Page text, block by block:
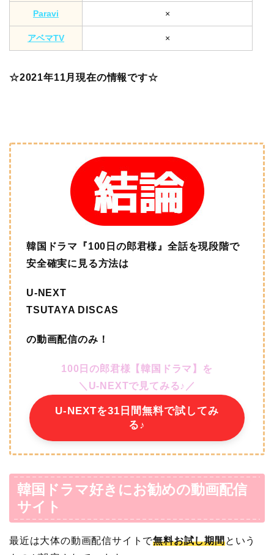
Paravi ×
アベマTV ×
☆2021年11月現在の情報です☆
韓国ドラマ『100日の郎君様』 全話を現段階で
安全確実に見る方法は
U-NEXT
TSUTAYA DISCAS
の動画配信のみ！
100日の郎君様【韓国ドラマ】を
＼U-NEXTで見てみる♪／
U-NEXTを31日間無料で試してみ
る♪
韓国ドラマ好きにお勧めの動画配信
サイト
最近は大体の動画配信サイトで無料お試し期間という